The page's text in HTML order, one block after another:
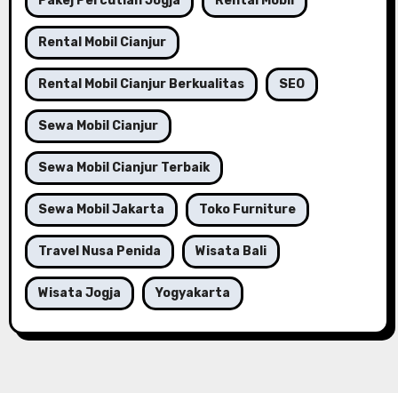
Rental Mobil Cianjur
Rental Mobil Cianjur Berkualitas SEO
Sewa Mobil Cianjur
Sewa Mobil Cianjur Terbaik
Sewa Mobil Jakarta Toko Furniture
Travel Nusa Penida Wisata Bali
Wisata Jogja Yogyakarta